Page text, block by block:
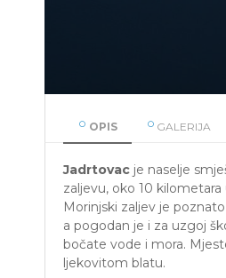
OPIS GALERIJA
Jadrtovac je naselje
zaljevu, oko 10
Morinjski zaljev je
a pogodan je i za uzgoj
bočate vode i mora.
ljekovitom blatu.